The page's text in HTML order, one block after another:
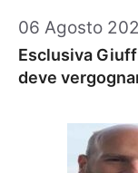
06 Agosto
Esclusiva
deve